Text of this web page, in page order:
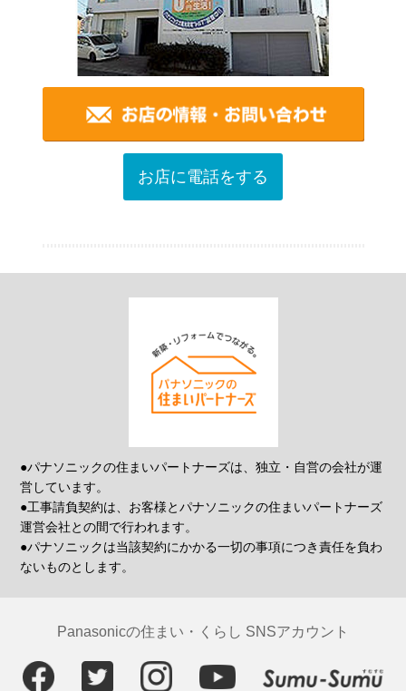
お店に電話をする
●パナソニックの住まいパートナーズは、独立・自営の会社が運
営しています。
●工事請負契約は、お客様とパナソニックの住まいパートナーズ
運営会社との間で行われます。
●パナソニックは当該契約にかかる一切の事項につき責任を負わ
ないものとします。
Panasonicの住まい・くらし SNSアカウント